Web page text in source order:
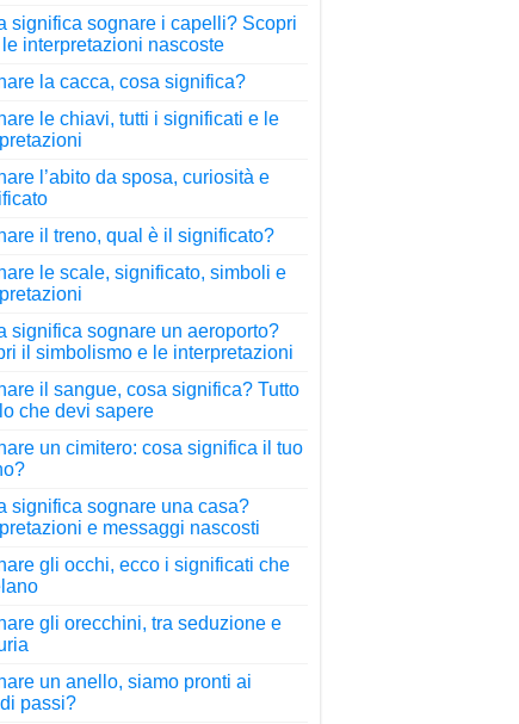
significa sognare i capelli? Scopri
le interpretazioni nascoste
la cacca, cosa significa?
le chiavi, tutti i significati e le
l’abito da sposa, curiosità e
il treno, qual è il significato?
le scale, significato, simboli e
significa sognare un aeroporto?
il simbolismo e le interpretazioni
il sangue, cosa significa? Tutto
che devi sapere
un cimitero: cosa significa il tuo
significa sognare una casa?
e messaggi nascosti
gli occhi, ecco i significati che
gli orecchini, tra seduzione e
un anello, siamo pronti ai
passi?